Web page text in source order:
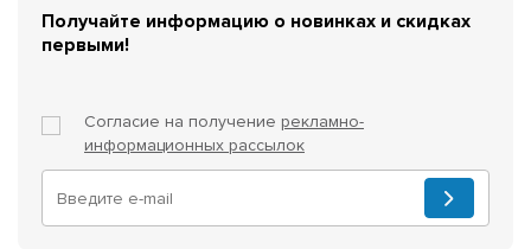
Получайте информацию о новинках и скидках
первыми!
Согласие на получение рекламно-
информационных рассылок